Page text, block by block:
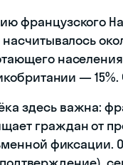
французского
—
здесь важна:
граждан от